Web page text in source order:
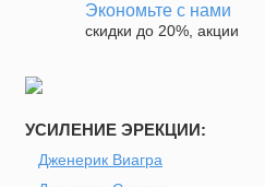
Экономьте с нами
скидки до 20%, акции
УСИЛЕНИЕ ЭРЕКЦИИ:
Дженерик Виагра